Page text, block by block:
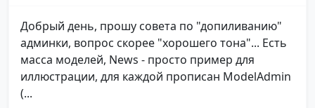
Добрый день, прошу совета по "допиливанию"
админки, вопрос скорее "хорошего тона"... Есть
масса моделей, News - просто пример для
иллюстрации, для каждой прописан ModelAdmin
(...